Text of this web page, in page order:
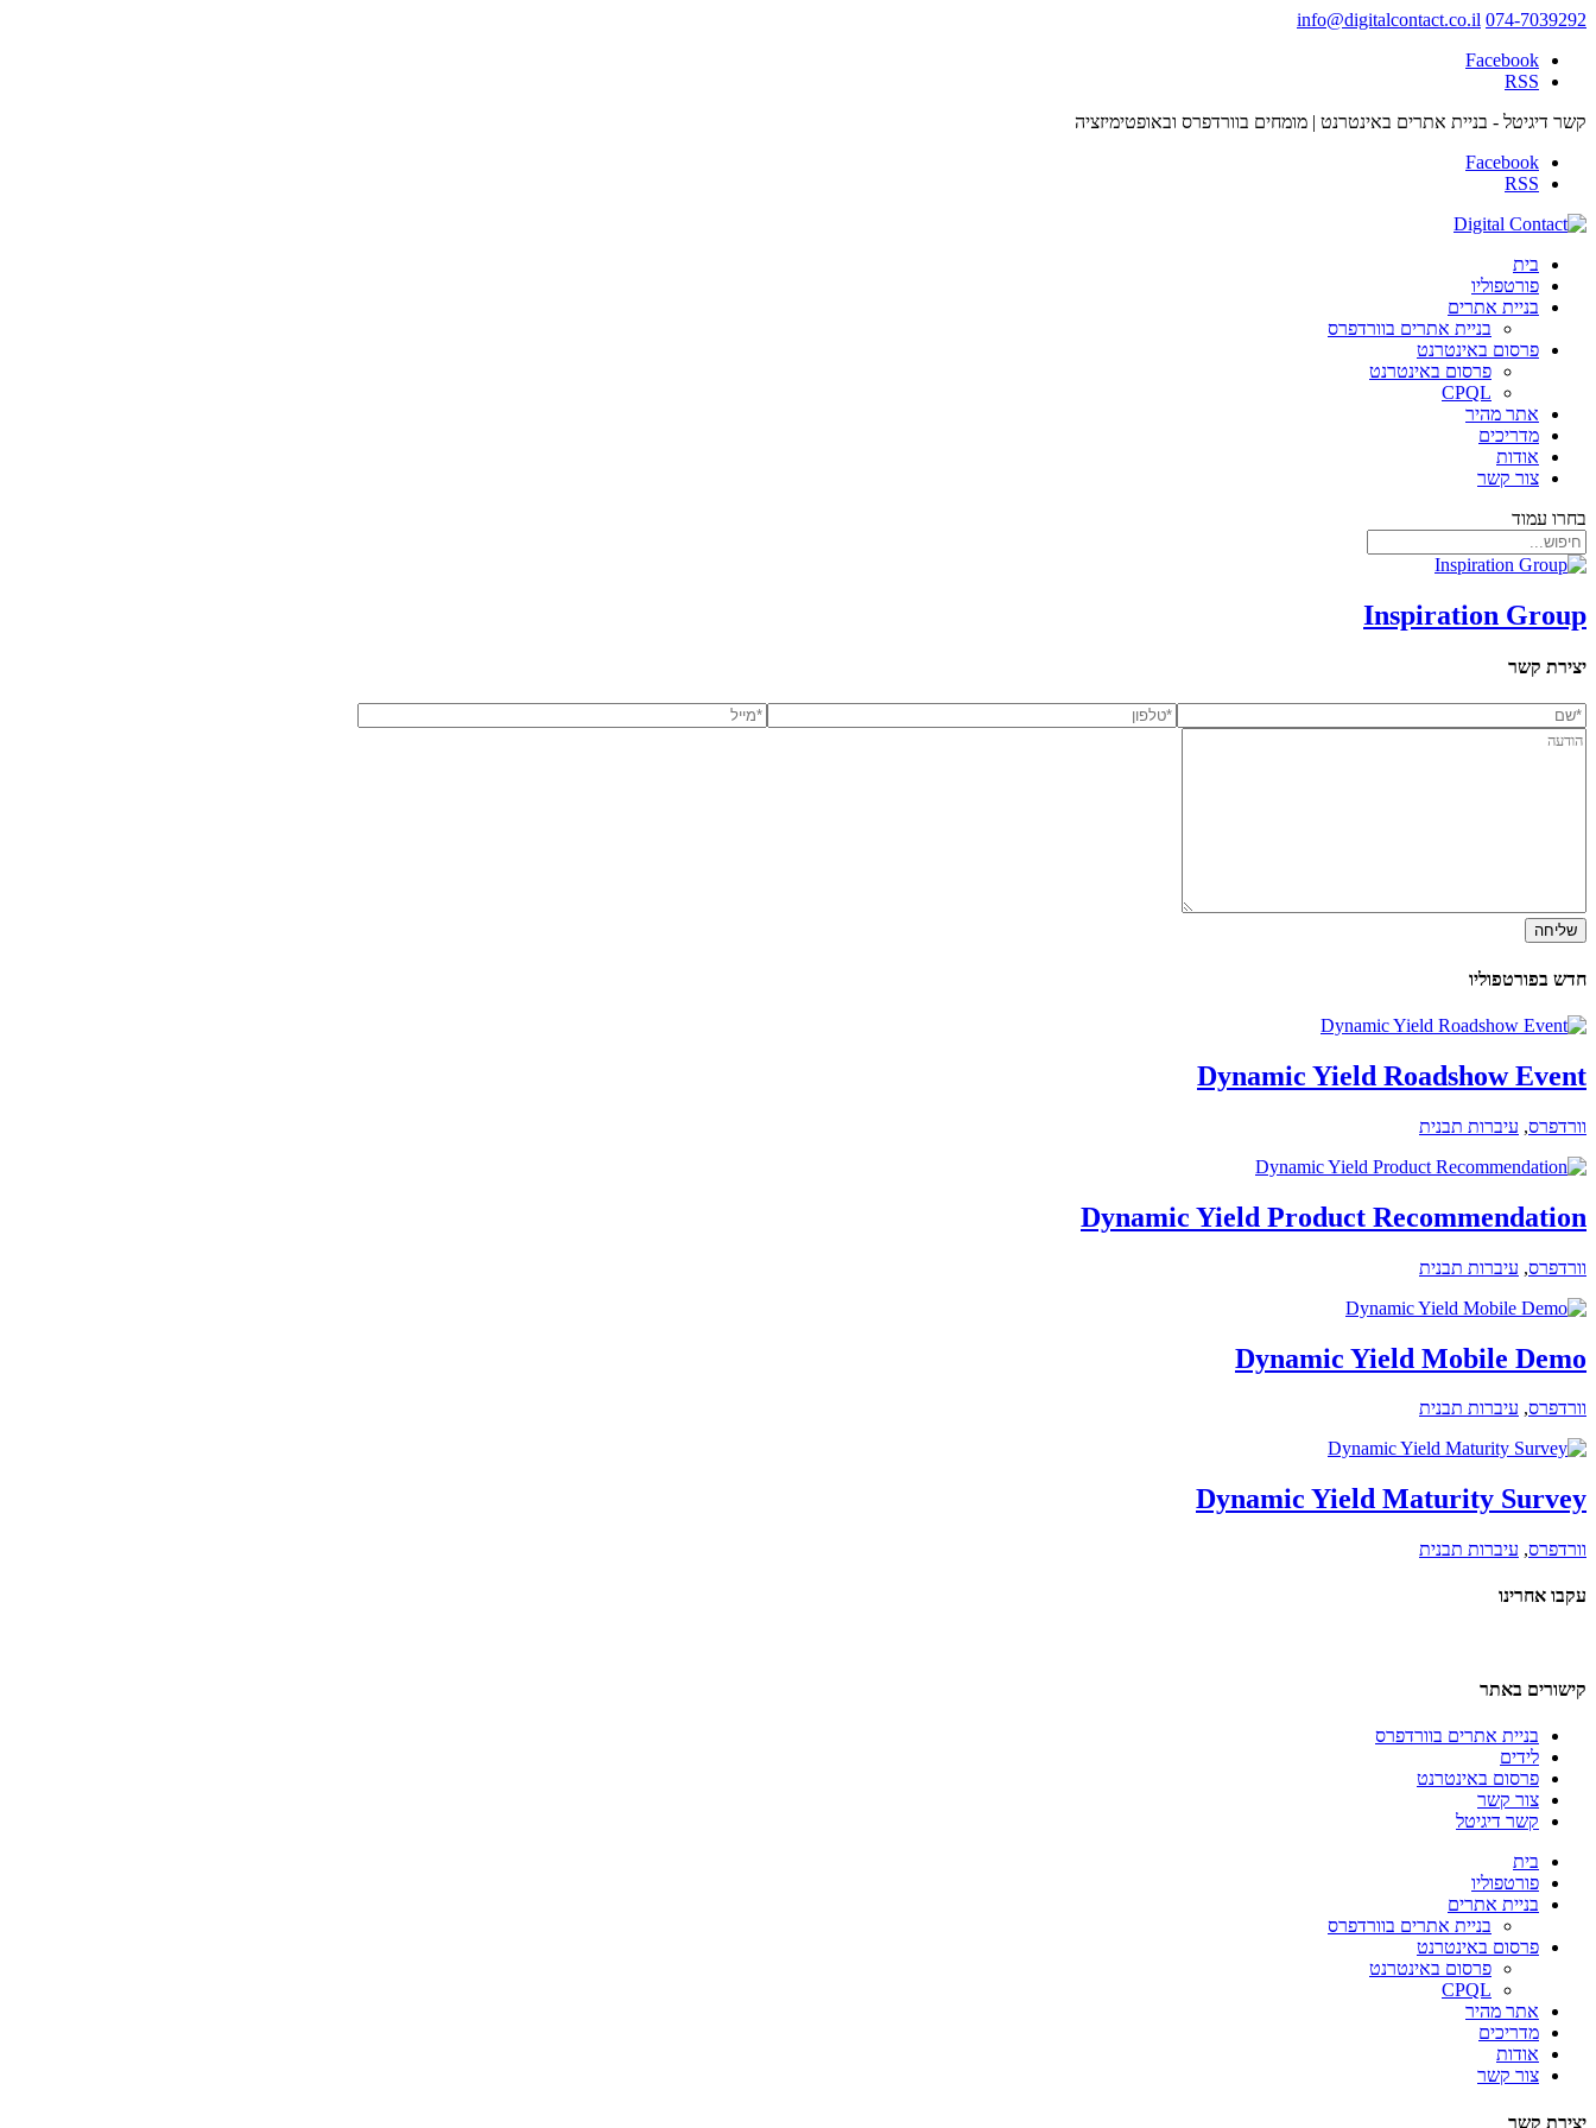
074-7039292
info@digitalcontact.co.il
קשר דיגיטל - בניית אתרים באינטרנט | מומחים בוורדפרס ובאופטימיזציה
בית
פורטפוליו
בניית אתרים
בניית אתרים בוורדפרס
פרסום באינטרנט
פרסום באינטרנט
CPQL
אתר מהיר
מדריכים
אודות
צור קשר
בחרו עמוד
Inspiration Group
יצירת קשר
שליחה
חדש בפורטפוליו
Dynamic Yield Roadshow Event
וורדפרס, עיברות תבנית
Dynamic Yield Product Recommendation
וורדפרס, עיברות תבנית
Dynamic Yield Mobile Demo
וורדפרס, עיברות תבנית
Dynamic Yield Maturity Survey
וורדפרס, עיברות תבנית
עקבו אחרינו
קישורים באתר
בניית אתרים בוורדפרס
לידים
פרסום באינטרנט
צור קשר
קשר דיגיטל
בית
פורטפוליו
בניית אתרים
בניית אתרים בוורדפרס
פרסום באינטרנט
פרסום באינטרנט
CPQL
אתר מהיר
מדריכים
אודות
צור קשר
יצירת קשר